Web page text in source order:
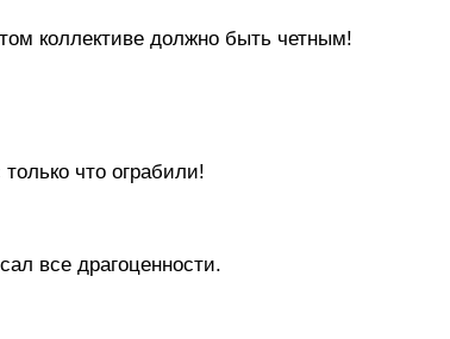
коллективе должно быть четным!
что ограбили!
все драгоценности.